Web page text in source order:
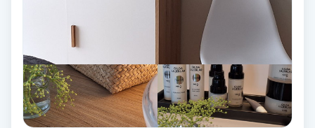
Svettbehandling
Tuina-massage